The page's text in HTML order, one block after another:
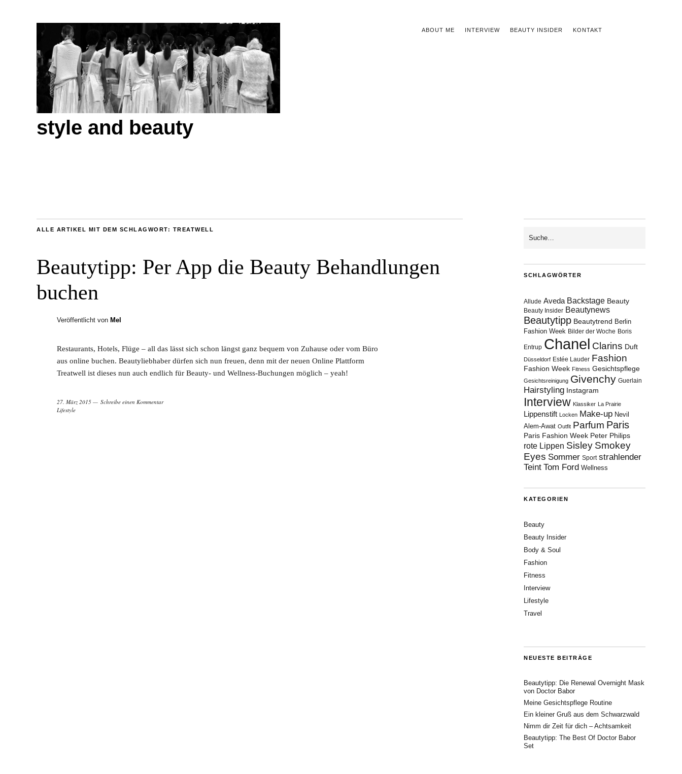
ABOUT ME INTERVIEW BEAUTY INSIDER KONTAKT
style and beauty
ALLE ARTIKEL MIT DEM SCHLAGWORT: TREATWELL
Beautytipp: Per App die Beauty Behandlungen
buchen
Veröffentlicht von Mel
Restaurants, Hotels, Flüge – all das lässt sich schon längst ganz bequem von Zuhause oder vom Büro
aus online buchen. Beautyliebhaber dürfen sich nun freuen, denn mit der neuen Online Plattform
Treatwell ist dieses nun auch endlich für Beauty- und Wellness-Buchungen möglich – yeah!
27. März 2015
Schreibe einen Kommentar
Lifestyle
SCHLAGWÖRTER
Allude Aveda Backstage Beauty
Beauty Insider Beautynews
Beautytipp Beautytrend Berlin
Fashion Week Bilder der Woche Boris
Entrup Chanel Clarins Duft
Düsseldorf Estée Lauder Fashion
Fashion Week Fitness Gesichtspflege
Gesichtsreinigung Givenchy Guerlain
Hairstyling Instagram
Interview Klassiker La Prairie
Lippenstift Locken Make-up Nevil
Alem-Awat Outfit Parfum Paris
Paris Fashion Week Peter Philips
rote Lippen Sisley Smokey
Eyes Sommer Sport strahlender
Teint Tom Ford Wellness
KATEGORIEN
Beauty
Beauty Insider
Body & Soul
Fashion
Fitness
Interview
Lifestyle
Travel
NEUESTE BEITRÄGE
Beautytipp: Die Renewal Overnight Mask
von Doctor Babor
Meine Gesichtspflege Routine
Ein kleiner Gruß aus dem Schwarzwald
Nimm dir Zeit für dich – Achtsamkeit
Beautytipp: The Best Of Doctor Babor
Set